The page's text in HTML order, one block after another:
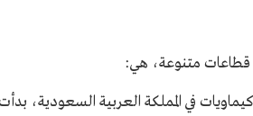
متنوعة، هي:
في المملكة العربية السعودية،